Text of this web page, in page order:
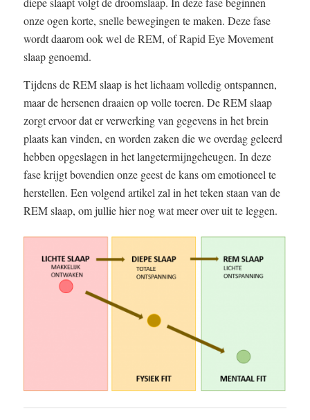
onze ogen korte, snelle bewegingen te maken. Deze fase
wordt daarom ook wel de REM, of Rapid Eye Movement
slaap genoemd.
Tijdens de REM slaap is het lichaam volledig ontspannen,
maar de hersenen draaien op volle toeren. De REM slaap
zorgt ervoor dat er verwerking van gegevens in het brein
plaats kan vinden, en worden zaken die we overdag geleerd
hebben opgeslagen in het langetermijngeheugen. In deze
fase krijgt bovendien onze geest de kans om emotioneel te
herstellen. Een volgend artikel zal in het teken staan van de
REM slaap, om jullie hier nog wat meer over uit te leggen.